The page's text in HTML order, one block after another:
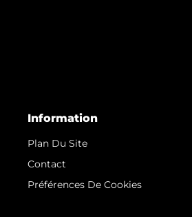
Information
Plan Du Site
Contact
Préférences De Cookies